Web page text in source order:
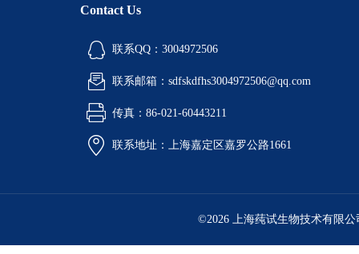
Contact Us
联系QQ：3004972506
联系邮箱：sdfskdfhs3004972506@qq.com
传真：86-021-60443211
联系地址：上海嘉定区嘉罗公路1661
©2026 上海莼试生物技术有限